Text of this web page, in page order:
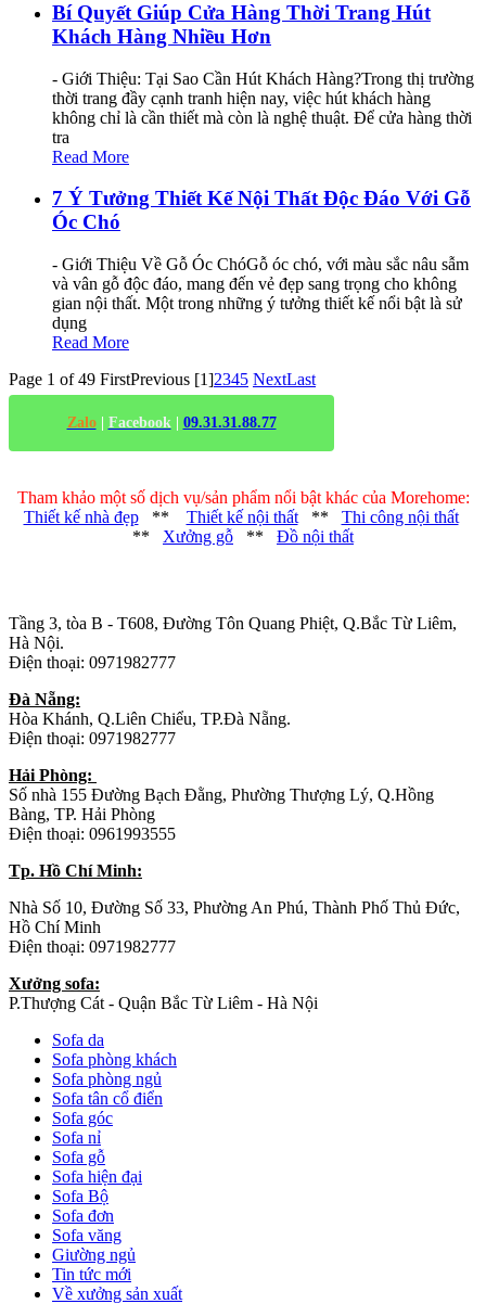
Bí Quyết Giúp Cửa Hàng Thời Trang Hút
Khách Hàng Nhiều Hơn
- Giới Thiệu: Tại Sao Cần Hút Khách Hàng?Trong thị trường
thời trang đầy cạnh tranh hiện nay, việc hút khách hàng
không chỉ là cần thiết mà còn là nghệ thuật. Để cửa hàng thời
tra
Read More
7 Ý Tưởng Thiết Kế Nội Thất Độc Đáo Với Gỗ
Óc Chó
- Giới Thiệu Về Gỗ Óc ChóGỗ óc chó, với màu sắc nâu sẫm
và vân gỗ độc đáo, mang đến vẻ đẹp sang trọng cho không
gian nội thất. Một trong những ý tưởng thiết kế nổi bật là sử
dụng
Read More
Page 1 of 49 FirstPrevious [1]2345 NextLast
Zalo| Facebook 09.31.31.88.77
Tham khảo một số dịch vụ/sản phẩm nổi bật khác của Morehome:
Thiết kế nhà đẹp** Thiết kế nội thất** Thi công nội thất
** Xưởng gỗ ** Đồ nội thất
Tầng 3, tòa B - T608, Đường Tôn Quang Phiệt, Q.Bắc Từ Liêm,
Hà Nội.
Điện thoại: 0971982777
Đà Nẵng:
Hòa Khánh, Q.Liên Chiểu, TP.Đà Nẵng.
Điện thoại: 0971982777
Hải Phòng:
Số nhà 155 Đường Bạch Đằng, Phường Thượng Lý, Q.Hồng
Bàng, TP. Hải Phòng
Điện thoại: 0961993555
Tp. Hồ Chí Minh:
Nhà Số 10, Đường Số 33, Phường An Phú, Thành Phố Thủ Đức,
Hồ Chí Minh
Điện thoại: 0971982777
Xưởng sofa:
P.Thượng Cát - Quận Bắc Từ Liêm - Hà Nội
Sofa da
Sofa phòng khách
Sofa phòng ngủ
Sofa tân cổ điển
Sofa góc
Sofa nỉ
Sofa gỗ
Sofa hiện đại
Sofa Bộ
Sofa đơn
Sofa văng
Giường ngủ
Tin tức mới
Về xưởng sản xuất